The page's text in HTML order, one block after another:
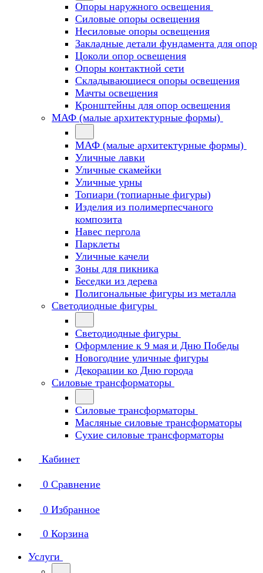
Опоры наружного освещения
Силовые опоры освещения
Несиловые опоры освещения
Закладные детали фундамента для опор
Цоколи опор освещения
Опоры контактной сети
Cкладывающиеся опоры освещения
Мачты освещения
Кронштейны для опор освещения
МАФ (малые архитектурные формы)
МАФ (малые архитектурные формы)
Уличные лавки
Уличные скамейки
Уличные урны
Топиари (топиарные фигуры)
Изделия из полимерпесчаного
композита
Навес пергола
Парклеты
Уличные качели
Зоны для пикника
Беседки из дерева
Полигональные фигуры из металла
Светодиодные фигуры
Светодиодные фигуры
Оформление к 9 мая и Дню Победы
Новогодние уличные фигуры
Декорации ко Дню города
Силовые трансформаторы
Силовые трансформаторы
Масляные силовые трансформаторы
Сухие силовые трансформаторы
Кабинет
0 Сравнение
0 Избранное
0 Корзина
Услуги